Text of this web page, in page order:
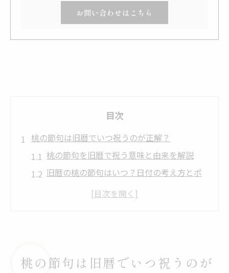
お問い合わせはこちら
目次
桃の節句は旧暦でいつ祝うのが正解？
桃の節句を旧暦で祝う意味と由来を解説
旧暦の桃の節句はいつ？日付の考え方とポ
ひな祭り 旧暦 2026や各年の切り替え方の基
本
桃の節句は旧暦でいつ祝うのが